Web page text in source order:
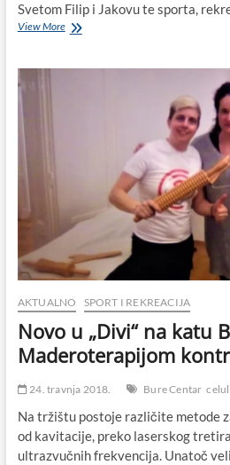
Svetom Filip i Jakovu te sporta,
View MoreUzbudljiv
Dana
otvorenih
agroturizma
u
Maškovića
hanu
u
do
Festivala
cvijeća
u
Svetom
Filip
AKTUALNO SPORT I REKREACIJA
Novo u „Divi“ na katu
Maderoterapijom
24. travnja 2018. Bure Centar
Na tržištu postoje različite metode
od kavitacije, preko laserskog
ultrazvučnih frekvencija. Unatoč